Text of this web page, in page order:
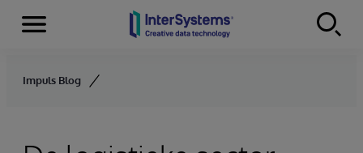
Skip to content
Menu
Impuls Blog